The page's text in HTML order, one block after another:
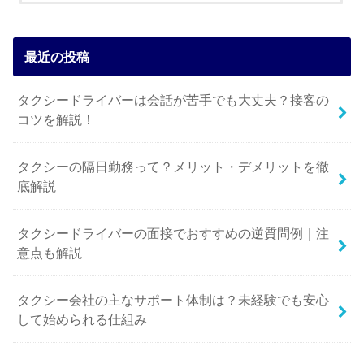
最近の投稿
タクシードライバーは会話が苦手でも大丈夫？接客の
コツを解説！
タクシーの隔日勤務って？メリット・デメリットを徹
底解説
タクシードライバーの面接でおすすめの逆質問例｜注
意点も解説
タクシー会社の主なサポート体制は？未経験でも安心
して始められる仕組み